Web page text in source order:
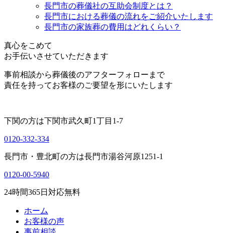
長門市の葬儀社の互助会制度とは？
長門市における葬儀の流れをご紹介いたします
長門市の家族葬の費用はどれくらい？
真心をこめて
お手伝いさせていただきます
事前相談から葬儀後のアフターフォローまで
責任を持ってお客様のご要望を形にいたします
下関の方は下関市武久町1丁目1-7
0120-332-334
長門市・豊北町の方は長門市湯谷河原1251-1
0120-00-5940
24時間365日対応無料
ホーム
お客様の声